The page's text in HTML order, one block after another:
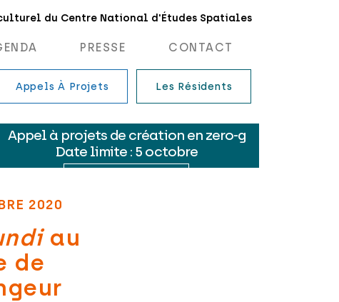
du Centre National d'Études Spatiales
PRESSE CONTACT
Appels À Projets Les Résidents
2020
au
de